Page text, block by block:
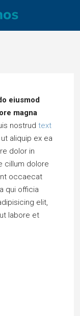
eiusmod
magna
nostrud text
aliquip ex ea
dolor in
cillum dolore
occaecat
qui officia
elit,
labore et